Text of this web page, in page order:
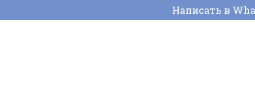
Написать в